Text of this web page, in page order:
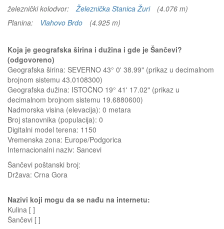
železnički kolodvor:
Železnička Stanica Žuri
(4.076 m)
Planina:
Vlahovo Brdo (4.925 m)
Koja je geografska širina i dužina i gde je Šančevi?
(odgovoreno)
Geografska širina: SEVERNO 43° 0' 38.99" (prikaz u decimalnom
brojnom sistemu 43.0108300)
Geografska dužina: ISTOČNO 19° 41' 17.02" (prikaz u
decimalnom brojnom sistemu 19.6880600)
Nadmorska visina (elevacija): 0 metara
Broj stanovnika (populacija): 0
Digitalni model terena: 1150
Vremenska zona: Europe/Podgorica
Internacionalni naziv: Sancevi
Šančevi poštanski broj:
Država: Crna Gora
Nazivi koji mogu da se nađu na internetu:
Kulina [ ]
Šančevi [ ]